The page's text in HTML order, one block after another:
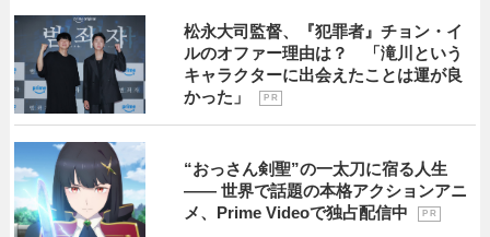
松永大司監督、『犯罪者』チョン・イ
ルのオファー理由は？ 「滝川という
キャラクターに出会えたことは運が良
かった」
P R
“おっさん剣聖”の一太刀に宿る人生
―― 世界で話題の本格アクションアニ
メ、Prime Videoで独占配信中
P R